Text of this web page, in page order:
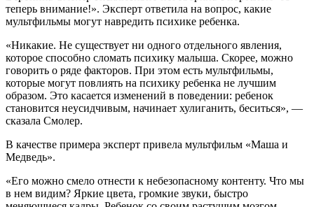
теперь внимание!». Эксперт ответила на вопрос, какие
мультфильмы могут навредить психике ребенка.
«Никакие. Не существует ни одного отдельного явления,
которое способно сломать психику малыша. Скорее, можно
говорить о ряде факторов. При этом есть мультфильмы,
которые могут повлиять на психику ребенка не лучшим
образом. Это касается изменений в поведении: ребенок
становится неусидчивым, начинает хулиганить, беситься», —
сказала Смолер.
В качестве примера эксперт привела мультфильм «Маша и
Медведь».
«Его можно смело отнести к небезопасному контенту. Что мы
в нем видим? Яркие цвета, громкие звуки, быстро